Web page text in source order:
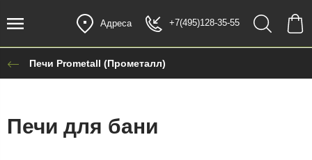
Адреса +7(495)128-35-55
Печи Prometall (Прометалл)
Печи для бани